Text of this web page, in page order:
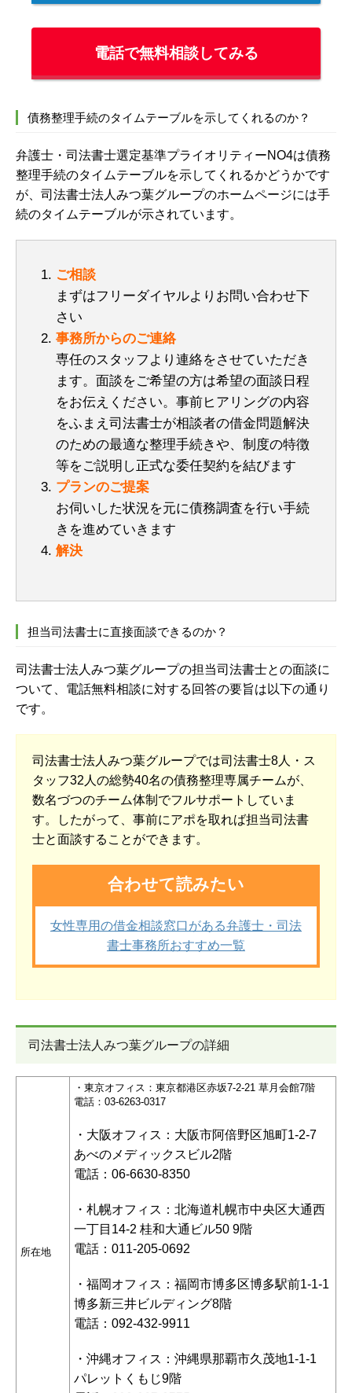
電話で無料相談してみる
債務整理手続のタイムテーブルを示してくれるのか？
弁護士・司法書士選定基準プライオリティーNO4は債務
整理手続のタイムテーブルを示してくれるかどうかです
が、司法書士法人みつ葉グループのホームページには手
続のタイムテーブルが示されています。
ご相談
まずはフリーダイヤルよりお問い合わせ下
さい
事務所からのご連絡
専任のスタッフより連絡をさせていただき
ます。面談をご希望の方は希望の面談日程
をお伝えください。事前ヒアリングの内容
をふまえ司法書士が相談者の借金問題解決
のための最適な整理手続きや、制度の特徴
等をご説明し正式な委任契約を結びます
プランのご提案
お伺いした状況を元に債務調査を行い手続
きを進めていきます
解決
担当司法書士に直接面談できるのか？
司法書士法人みつ葉グループの担当司法書士との面談に
ついて、電話無料相談に対する回答の要旨は以下の通り
です。
司法書士法人みつ葉グループでは司法書士8人・ス
タッフ32人の総勢40名の債務整理専属チームが、
数名づつのチーム体制でフルサポートしていま
す。したがって、事前にアポを取れば担当司法書
士と面談することができます。
合わせて読みたい
女性専用の借金相談窓口がある弁護士・司法
書士事務所おすすめ一覧
司法書士法人みつ葉グループの詳細
所在地
・東京オフィス：東京都港区赤坂7-2-21 草月会館7階
電話：03-6263-0317
・大阪オフィス：大阪市阿倍野区旭町1-2-7
あべのメディックスビル2階
電話：06-6630-8350
・札幌オフィス：北海道札幌市中央区大通西
一丁目14-2 桂和大通ビル50 9階
電話：011-205-0692
・福岡オフィス：福岡市博多区博多駅前1-1-1
博多新三井ビルディング8階
電話：092-432-9911
・沖縄オフィス：沖縄県那覇市久茂地1-1-1
パレットくもじ9階